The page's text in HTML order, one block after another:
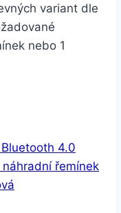
variant dle
nebo 1